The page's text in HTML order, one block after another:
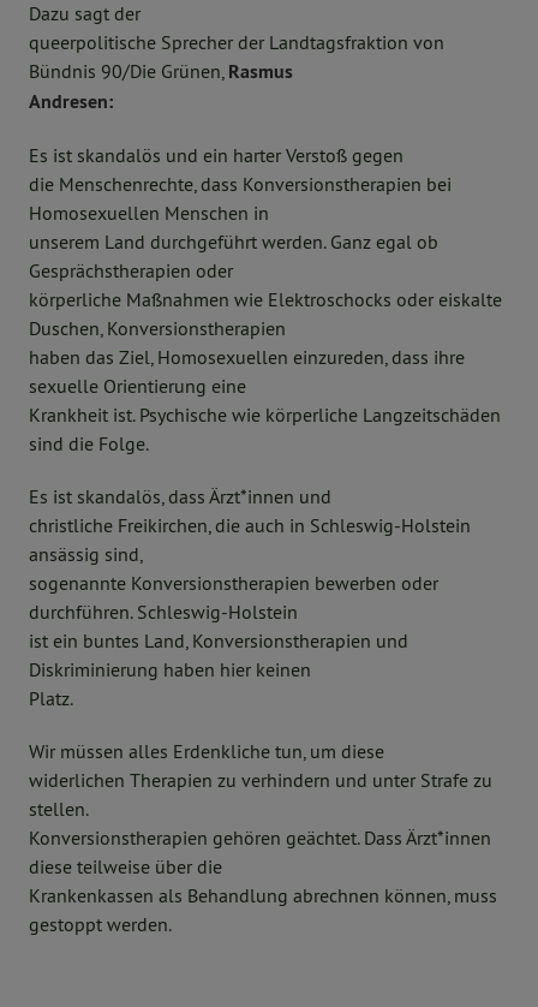
Dazu sagt der
queerpolitische Sprecher der Landtagsfraktion von
Bündnis 90/Die Grünen, Rasmus
Andresen:
Es ist skandalös und ein harter Verstoß gegen
die Menschenrechte, dass Konversionstherapien bei
Homosexuellen Menschen in
unserem Land durchgeführt werden. Ganz egal ob
Gesprächstherapien oder
körperliche Maßnahmen wie Elektroschocks oder eiskalte
Duschen, Konversionstherapien
haben das Ziel, Homosexuellen einzureden, dass ihre
sexuelle Orientierung eine
Krankheit ist. Psychische wie körperliche Langzeitschäden
sind die Folge.
Es ist skandalös, dass Ärzt*innen und
christliche Freikirchen, die auch in Schleswig-Holstein
ansässig sind,
sogenannte Konversionstherapien bewerben oder
durchführen. Schleswig-Holstein
ist ein buntes Land, Konversionstherapien und
Diskriminierung haben hier keinen
Platz.
Wir müssen alles Erdenkliche tun, um diese
widerlichen Therapien zu verhindern und unter Strafe zu
stellen.
Konversionstherapien gehören geächtet. Dass Ärzt*innen
diese teilweise über die
Krankenkassen als Behandlung abrechnen können, muss
gestoppt werden.